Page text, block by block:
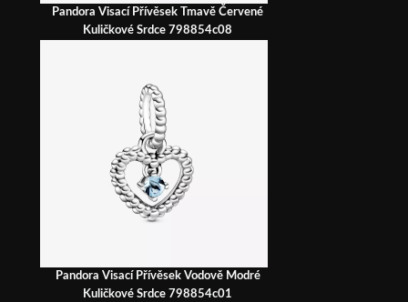
Pandora Visací Přívěsek Tmavě Červené
Kuličkové Srdce 798854c08
Pandora Visací Přívěsek Vodově Modré
Kuličkové Srdce 798854c01